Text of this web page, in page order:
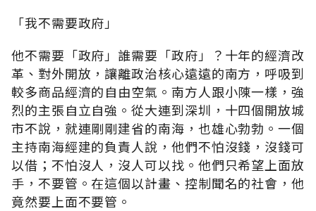
「我不需要政府」
他不需要「政府」誰需要「政府」？十年的經濟改
革、對外開放，讓離政治核心遠遠的南方，呼吸到
較多商品經濟的自由空氣。南方人跟小陳一樣，強
烈的主張自立自強。從大連到深圳，十四個開放城
市不說，就連剛剛建省的南海，也雄心勃勃。一個
主持南海經建的負責人說，他們不怕沒錢，沒錢可
以借；不怕沒人，沒人可以找。他們只希望上面放
手，不要管。在這個以計畫、控制聞名的社會，他
竟然要上面不要管。